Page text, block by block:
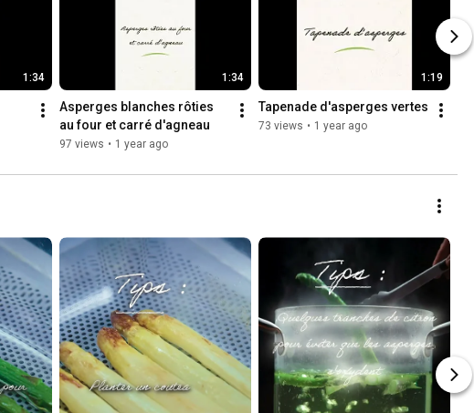
1:34 1:34
Asperges blanches rôties
au four et carré d'agneau
97 views • 1 year ago
1:19
Tapenade d'asperges vertes
73 views • 1 year ago